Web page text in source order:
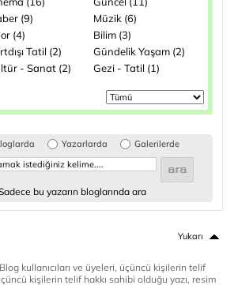
(9)
Müzik (6)
(4)
Bilim (3)
Tatil (2)
Gündelik Yaşam (2)
- Sanat (2)
Gezi - Tatil (1)
Yazarlarda Galerilerde
bu yazarın bloglarında ara
Yukarı
kullanıcıları ve üyeleri, üçüncü kişilerin telif
kişilerin telif hakkı sahibi olduğu yazı, resim